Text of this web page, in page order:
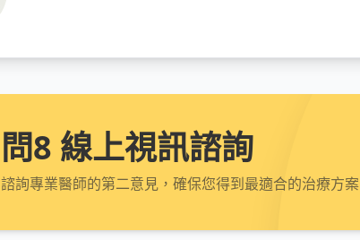
問8 線上視訊諮詢
諮詢專業醫師的第二意見，確保您得到最適合的治療方案